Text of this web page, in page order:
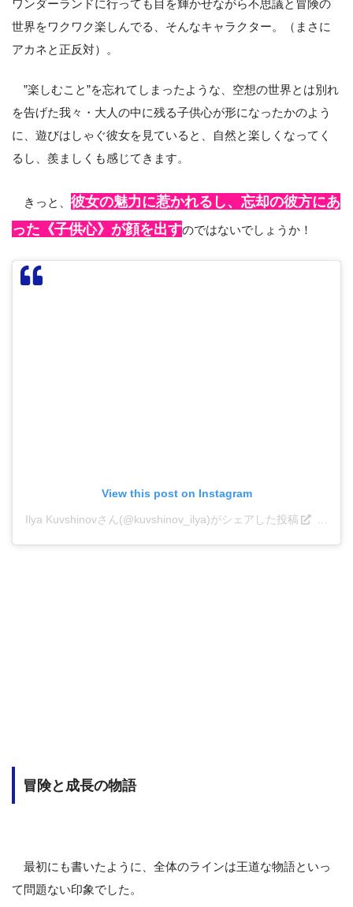
ワンダーランドに行っても目を輝かせながら不思議と冒険の
世界をワクワク楽しんでる、そんなキャラクター。（まさに
アカネと正反対）。
”楽しむこと”を忘れてしまったような、空想の世界とは別れ
を告げた我々・大人の中に残る子供心が形になったかのよう
に、遊びはしゃぐ彼女を見ていると、自然と楽しくなってく
るし、羨ましくも感じてきます。
きっと、 彼女の魅力に惹かれるし、忘却の彼方にあ
った《子供心》が顔を出すのではないでしょうか！
View this post on Instagram
Ilya Kuvshinovさん(@kuvshinov_ilya)がシェアした投稿
冒険と成長の物語
最初にも書いたように、全体のラインは王道な物語といっ
て問題ない印象でした。